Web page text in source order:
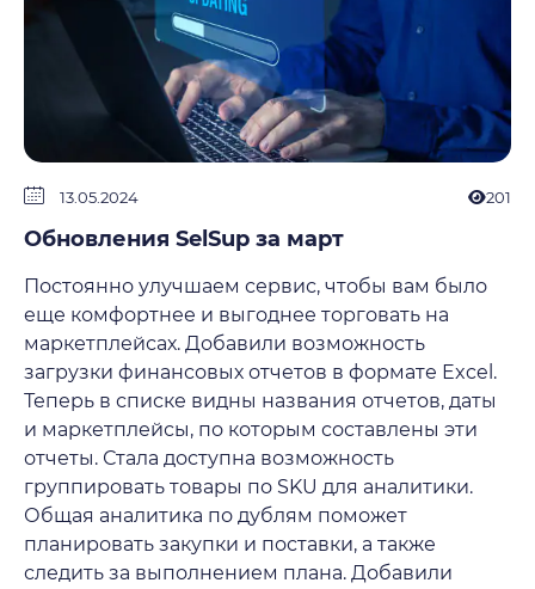
13.05.2024 201
Обновления SelSup за март
Постоянно улучшаем сервис, чтобы вам было
еще комфортнее и выгоднее торговать на
маркетплейсах. Добавили возможность
загрузки финансовых отчетов в формате Excel.
Теперь в списке видны названия отчетов, даты
и маркетплейсы, по которым составлены эти
отчеты. Стала доступна возможность
группировать товары по SKU для аналитики.
Общая аналитика по дублям поможет
планировать закупки и поставки, а также
следить за выполнением плана. Добавили